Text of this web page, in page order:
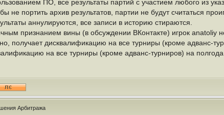
ПО, все результаты партий с участием любого из
не портить архив результатов, партии не будут считаться
аннулируются, все записи в историю стираются.
признанием вины (в обсуждении ВКонтакте) игрок anatoliy
получает дисквалификацию на все турниры (кроме адванс-
на все турниры (кроме адванс-турниров) на
Арбитража